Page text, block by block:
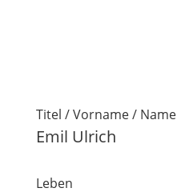
Titel / Vorname / Name
Emil Ulrich
Leben